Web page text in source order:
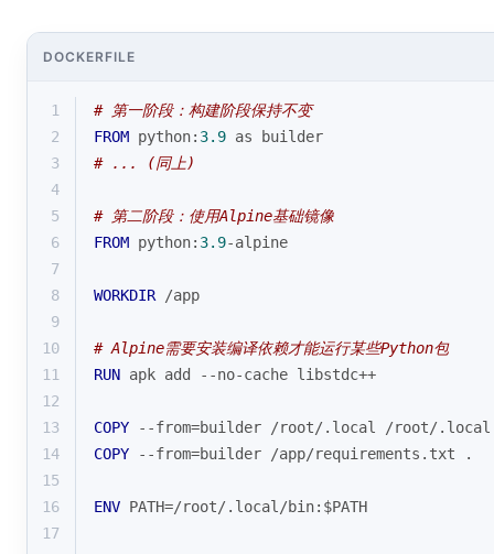
DOCKERFILE
1
# 第一阶段：构建阶段保持不变
2
FROM python: 3.9 as builder
3
# ... (同上)
4
5
# 第二阶段：使用Alpine基础镜像
6
FROM python: 3.9-alpine
7
8
WORKDIR /app
9
10
# Alpine需要安装编译依赖才能运行某些Python包
11
RUN apk add --no-cache libstdc++
12
13
COPY --from=builder /root/. local /root/. local
14
COPY --from=builder /app/requirements.txt .
15
16
ENV PATH=/root/.local/bin:$PATH
17